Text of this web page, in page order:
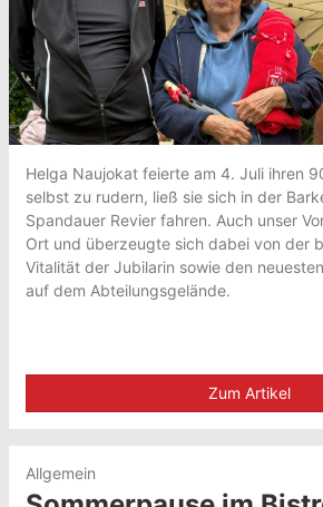
Helga Naujokat feierte am 4. Juli ihren
selbst zu rudern, ließ sie sich in der
Spandauer Revier fahren. Auch unser
Ort und überzeugte sich dabei von der
Vitalität der Jubilarin sowie den
auf dem Abteilungsgelände.
Zum Artikel
Allgemein